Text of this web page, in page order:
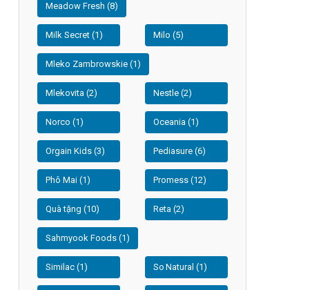
Meadow Fresh (8)
Milk Secret (1) Milo (5)
Mleko Zambrowskie (1)
Mlekovita (2) Nestle (2)
Norco (1) Oceania (1)
Orgain Kids (3) Pediasure (6)
Phô Mai (1) Promess (12)
Quà tặng (10) Reta (2)
Sahmyook Foods (1)
Similac (1) So Natural (1)